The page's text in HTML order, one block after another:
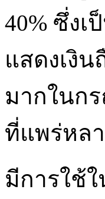
40% ซึ่งเ
แสดงเงิ
มากในก
ที่แพร่หล
มีการใช้